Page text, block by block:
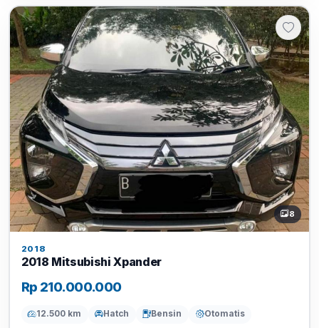
8
2018
2018 Mitsubishi Xpander
Rp 210.000.000
12.500 km Hatch Bensin Otomatis